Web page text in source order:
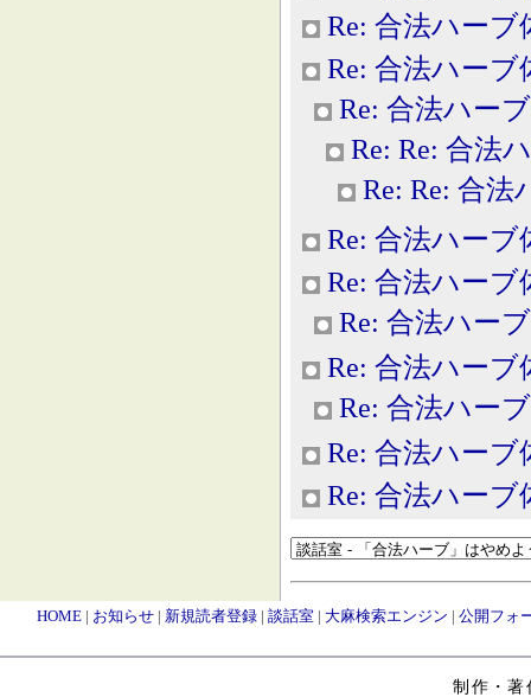
Re: 合法ハーブ
Re: 合法ハーブ
Re: 合法ハー
Re: Re: 合法
Re: Re: 合法
Re: 合法ハーブ
Re: 合法ハーブ
Re: 合法ハー
Re: 合法ハーブ
Re: 合法ハー
Re: 合法ハーブ
Re: 合法ハーブ
HOME | お知らせ | 新規読者登録 | 談話室 | 大麻検索エンジン | 公開フォ
制作・